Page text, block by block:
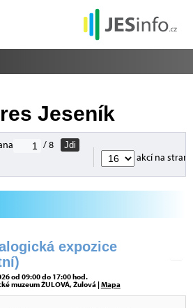
Jeseník
/ 8
Jdi
akcí na
expozice
od 09:00 do 17:00 hod.
muzeum ŽULOVÁ, Žulová |Mapa